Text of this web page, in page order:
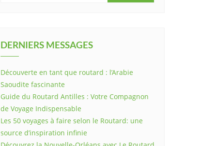
DERNIERS MESSAGES
Découverte en tant que routard : l’Arabie
Saoudite fascinante
Guide du Routard Antilles : Votre Compagnon
de Voyage Indispensable
Les 50 voyages à faire selon le Routard: une
source d’inspiration infinie